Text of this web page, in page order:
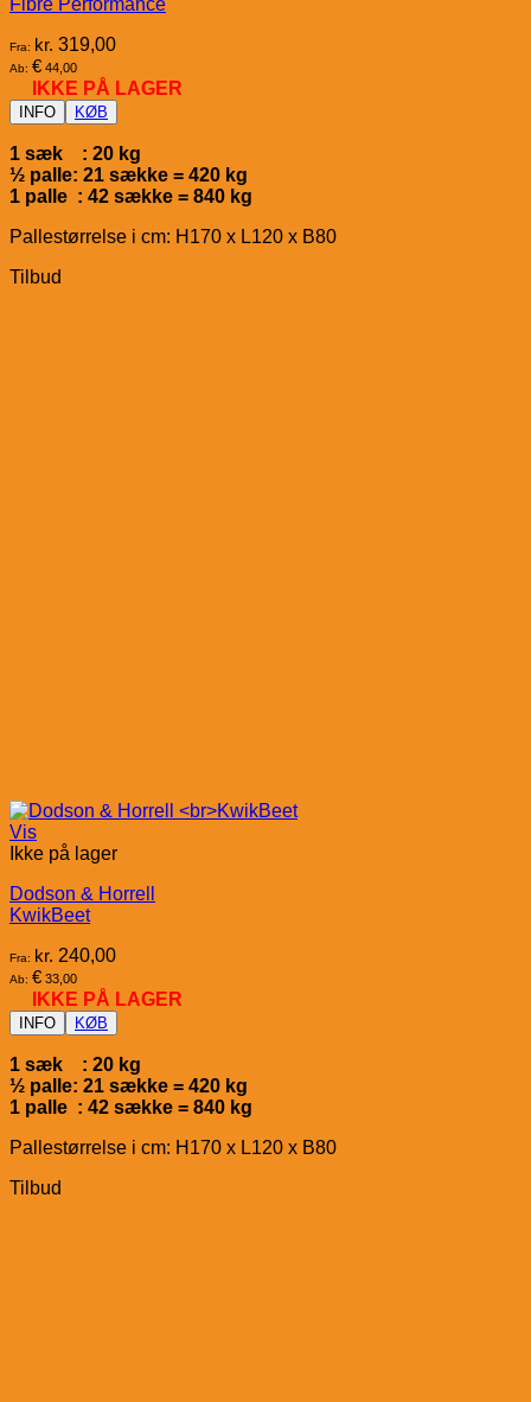
Fibre Performance
Fra: kr. 319,00
Ab: € 44,00
IKKE PÅ LAGER
INFO KØB
1 sæk : 20 kg
½ palle: 21 sække = 420 kg
1 palle : 42 sække = 840 kg
Pallestørrelse i cm: H170 x L120 x B80
Tilbud
Vis
Ikke på lager
Dodson & Horrell
KwikBeet
Fra: kr. 240,00
Ab: € 33,00
IKKE PÅ LAGER
INFO KØB
1 sæk : 20 kg
½ palle: 21 sække = 420 kg
1 palle : 42 sække = 840 kg
Pallestørrelse i cm: H170 x L120 x B80
Tilbud